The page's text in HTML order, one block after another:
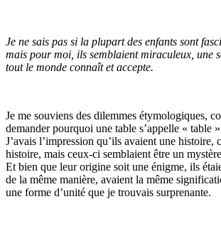
Je ne sais pas si la plupart des enfants sont
mais pour moi, ils semblaient miraculeux, une
tout le monde connaît et accepte.
Je me souviens des dilemmes étymologiques,
demander pourquoi une table s’appelle « table
J’avais l’impression qu’ils avaient une histoire,
histoire, mais ceux-ci semblaient être un
Et bien que leur origine soit une énigme, ils
de la même manière, avaient la même
une forme d’unité que je trouvais surprenante.